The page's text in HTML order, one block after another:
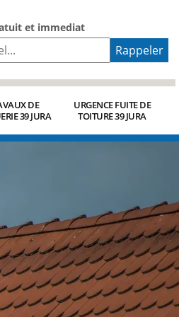
et immediat
DE
39 JURA
URGENCE FUITE DE
TOITURE 39 JURA